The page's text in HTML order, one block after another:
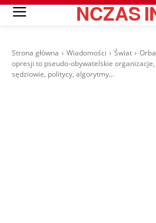
NCZAS
Strona główna Wiadomości Świat
opresji to pseudo-obywatelskie
sędziowie, politycy, algorytmy...